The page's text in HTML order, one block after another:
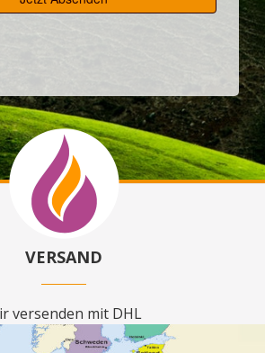
VERSAND
versenden mit DHL